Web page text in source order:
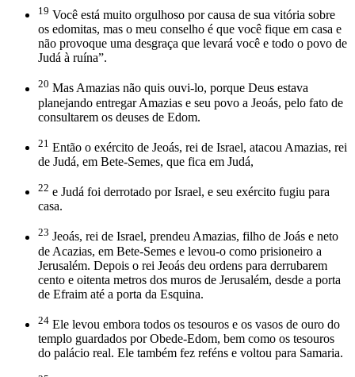
19 Você está muito orgulhoso por causa de sua vitória sobre
os edomitas, mas o meu conselho é que você fique em casa e
não provoque uma desgraça que levará você e todo o povo de
Judá à ruína”.
20 Mas Amazias não quis ouvi-lo, porque Deus estava
planejando entregar Amazias e seu povo a Jeoás, pelo fato de
consultarem os deuses de Edom.
21 Então o exército de Jeoás, rei de Israel, atacou Amazias, rei
de Judá, em Bete-Semes, que fica em Judá,
22 e Judá foi derrotado por Israel, e seu exército fugiu para
casa.
23 Jeoás, rei de Israel, prendeu Amazias, filho de Joás e neto
de Acazias, em Bete-Semes e levou-o como prisioneiro a
Jerusalém. Depois o rei Jeoás deu ordens para derrubarem
cento e oitenta metros dos muros de Jerusalém, desde a porta
de Efraim até a porta da Esquina.
24 Ele levou embora todos os tesouros e os vasos de ouro do
templo guardados por Obede-Edom, bem como os tesouros
do palácio real. Ele também fez reféns e voltou para Samaria.